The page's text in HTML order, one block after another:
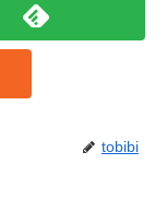
tobibi